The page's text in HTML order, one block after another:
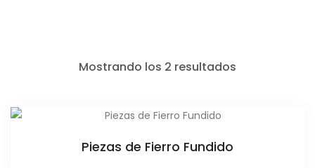
Mostrando los 2 resultados
Piezas de Fierro Fundido